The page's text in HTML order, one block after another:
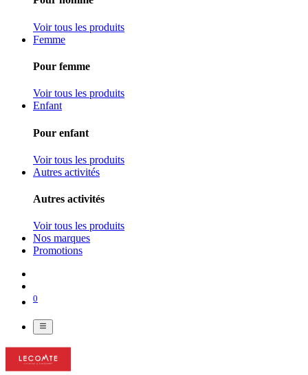
Voir tous les produits
Femme
Pour femme
Voir tous les produits
Enfant
Pour enfant
Voir tous les produits
Autres activités
Autres activités
Voir tous les produits
Nos marques
Promotions
0